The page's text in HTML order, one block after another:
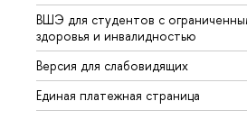
ВШЭ для студентов с
здоровья и инвалидностью
Версия для слабовидящих
Единая платежная страница